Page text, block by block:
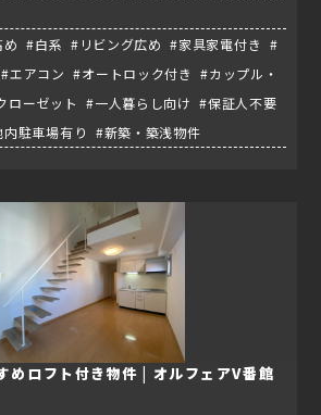
め #白系 #リビング広め #家具家電付き #
エアコン #オートロック付き #カップル・
ローゼット #一人暮らし向け #保証人不要
駐車場有り #新築・築浅物件
一人暮らしにおすすめロフト付き物件 | オルフェアV番館